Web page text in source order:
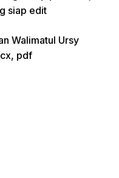
siap edit
Walimatul Ursy
pdf